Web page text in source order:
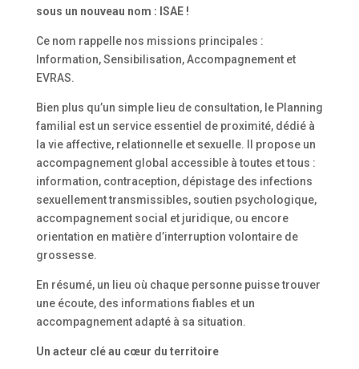
sous un nouveau nom : ISAE !
Ce nom rappelle nos missions principales :
Information, Sensibilisation, Accompagnement et
EVRAS.
Bien plus qu’un simple lieu de consultation, le Planning
familial est un service essentiel de proximité, dédié à
la vie affective, relationnelle et sexuelle. Il propose un
accompagnement global accessible à toutes et tous :
information, contraception, dépistage des infections
sexuellement transmissibles, soutien psychologique,
accompagnement social et juridique, ou encore
orientation en matière d’interruption volontaire de
grossesse.
En résumé, un lieu où chaque personne puisse trouver
une écoute, des informations fiables et un
accompagnement adapté à sa situation.
Un acteur clé au cœur du territoire